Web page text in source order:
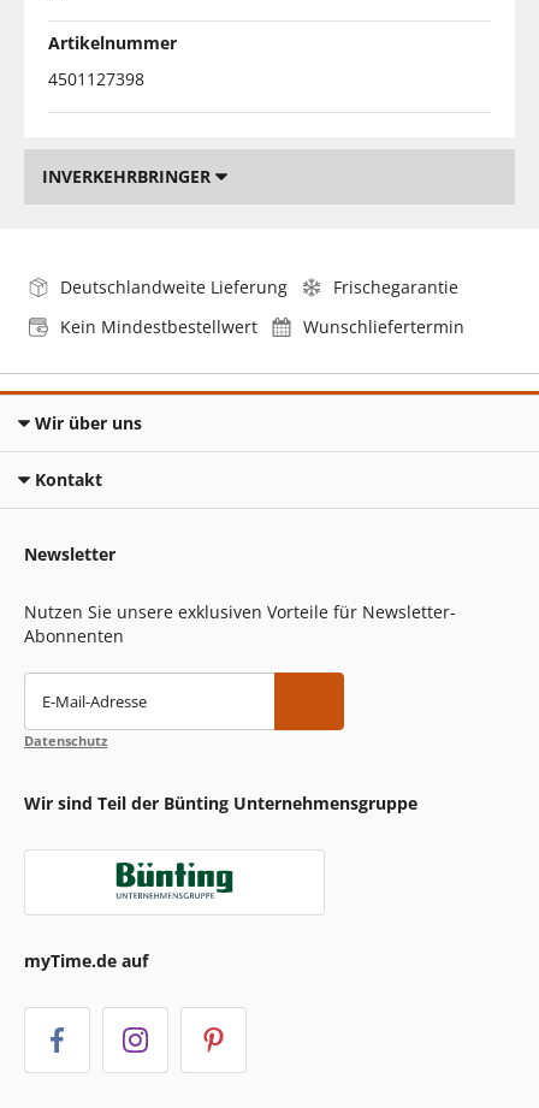
Artikelnummer
4501127398
INVERKEHRBRINGER
Deutschlandweite Lieferung
Frischegarantie
Kein Mindestbestellwert
Wunschliefertermin
Wir über uns
Kontakt
Newsletter
Nutzen Sie unsere exklusiven Vorteile für Newsletter-
Abonnenten
E-Mail-Adresse
Datenschutz
Wir sind Teil der Bünting Unternehmensgruppe
myTime.de auf